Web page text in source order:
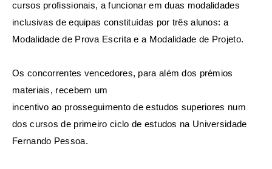
cursos profissionais, a funcionar em duas modalidades
inclusivas de equipas constituídas por três alunos: a
Modalidade de Prova Escrita e a Modalidade de Projeto.
Os concorrentes vencedores, para além dos prémios
materiais, recebem um
incentivo ao prosseguimento de estudos superiores num
dos cursos de primeiro ciclo de estudos na Universidade
Fernando Pessoa.